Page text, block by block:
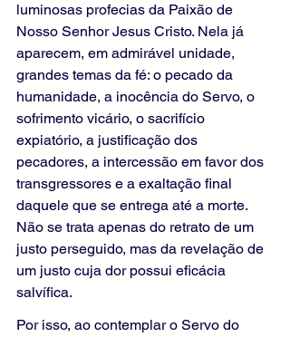
luminosas profecias da Paixão de
Nosso Senhor Jesus Cristo. Nela já
aparecem, em admirável unidade,
grandes temas da fé: o pecado da
humanidade, a inocência do Servo, o
sofrimento vicário, o sacrifício
expiatório, a justificação dos
pecadores, a intercessão em favor dos
transgressores e a exaltação final
daquele que se entrega até a morte.
Não se trata apenas do retrato de um
justo perseguido, mas da revelação de
um justo cuja dor possui eficácia
salvífica.
Por isso, ao contemplar o Servo do